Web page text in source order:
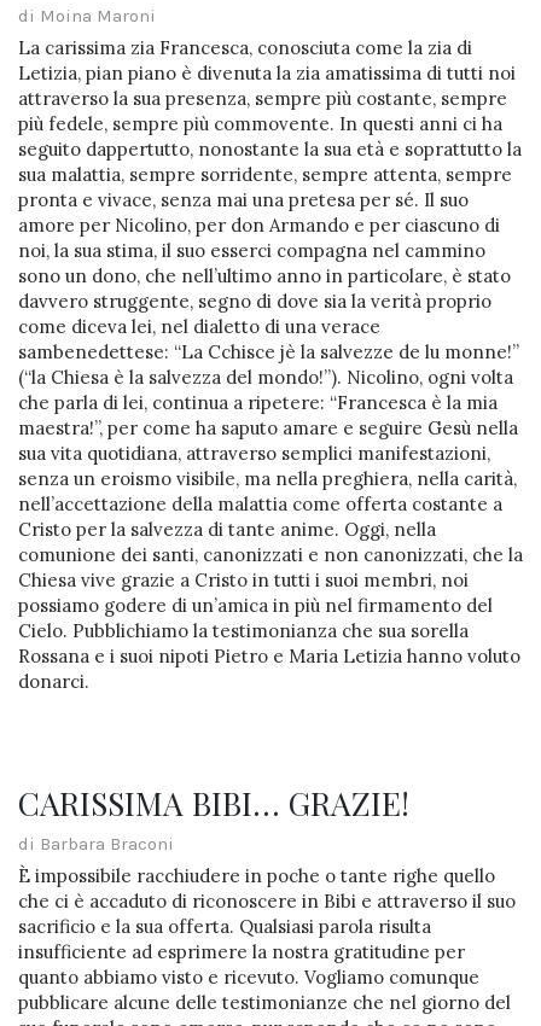
di Moina Maroni
La carissima zia Francesca, conosciuta come la zia di
Letizia, pian piano è divenuta la zia amatissima di tutti noi
attraverso la sua presenza, sempre più costante, sempre
più fedele, sempre più commovente. In questi anni ci ha
seguito dappertutto, nonostante la sua età e soprattutto la
sua malattia, sempre sorridente, sempre attenta, sempre
pronta e vivace, senza mai una pretesa per sé. Il suo
amore per Nicolino, per don Armando e per ciascuno di
noi, la sua stima, il suo esserci compagna nel cammino
sono un dono, che nell’ultimo anno in particolare, è stato
davvero struggente, segno di dove sia la verità proprio
come diceva lei, nel dialetto di una verace
sambenedettese: “La Cchisce jè la salvezze de lu monne!”
(“la Chiesa è la salvezza del mondo!”). Nicolino, ogni volta
che parla di lei, continua a ripetere: “Francesca è la mia
maestra!”, per come ha saputo amare e seguire Gesù nella
sua vita quotidiana, attraverso semplici manifestazioni,
senza un eroismo visibile, ma nella preghiera, nella carità,
nell’accettazione della malattia come offerta costante a
Cristo per la salvezza di tante anime. Oggi, nella
comunione dei santi, canonizzati e non canonizzati, che la
Chiesa vive grazie a Cristo in tutti i suoi membri, noi
possiamo godere di un’amica in più nel firmamento del
Cielo. Pubblichiamo la testimonianza che sua sorella
Rossana e i suoi nipoti Pietro e Maria Letizia hanno voluto
donarci.
CARISSIMA BIBI… GRAZIE!
di Barbara Braconi
È impossibile racchiudere in poche o tante righe quello
che ci è accaduto di riconoscere in Bibi e attraverso il suo
sacrificio e la sua offerta. Qualsiasi parola risulta
insufficiente ad esprimere la nostra gratitudine per
quanto abbiamo visto e ricevuto. Vogliamo comunque
pubblicare alcune delle testimonianze che nel giorno del